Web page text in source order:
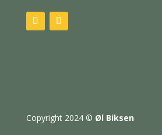
Copyright 2024 © Øl Biksen